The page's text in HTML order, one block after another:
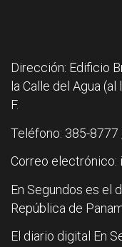
Dirección: Edificio
la Calle del Agua
F.
Teléfono: 385-
Correo electrónico:
En Segundos es el
República de
El diario digital En